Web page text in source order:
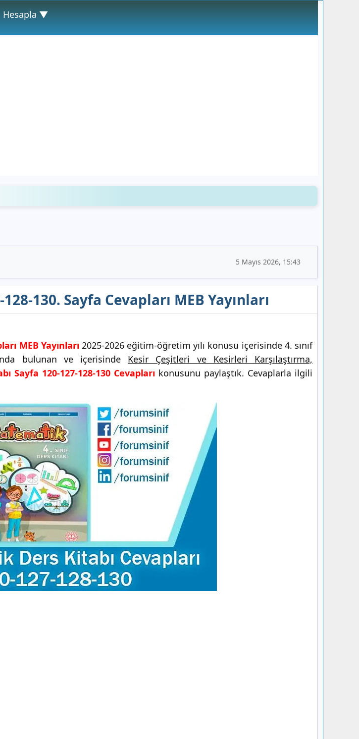
Hesapla ▼
5 Mayıs 2026, 15:43
130. Sayfa Cevapları MEB Yayınları
MEB Yayınları2025-2026 eğitim-öğretim yılı konusu içerisinde 4. sınıf
bulunan ve içerisinde Kesir Çeşitleri ve Kesirleri Karşılaştırma,
Sayfa 120-127-128-130 Cevaplarıkonusunu paylaştık. Cevaplarla ilgili